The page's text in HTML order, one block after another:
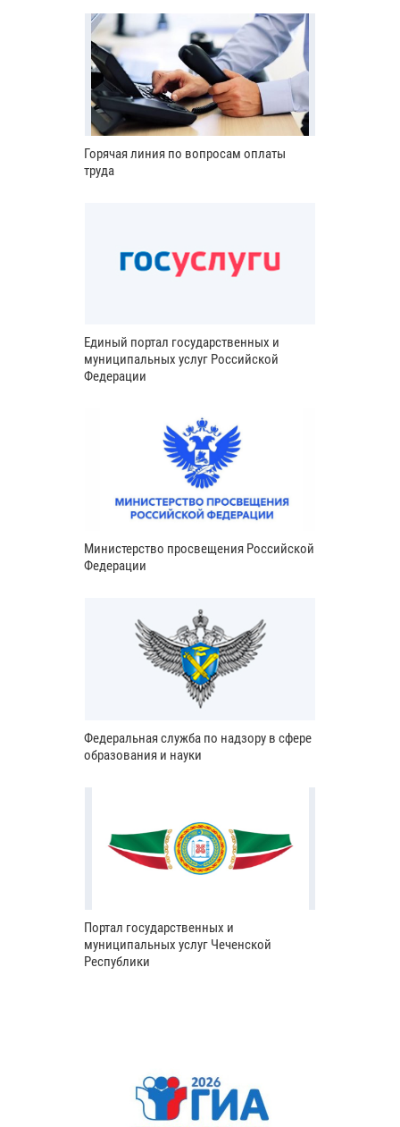
Горячая линия по вопросам оплаты
труда
Единый портал государственных и
муниципальных услуг Российской
Федерации
Министерство просвещения Российской
Федерации
Федеральная служба по надзору в сфере
образования и науки
Портал государственных и
муниципальных услуг Чеченской
Республики